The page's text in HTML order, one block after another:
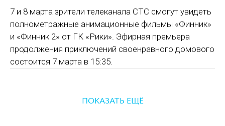
7 и 8 марта зрители телеканала СТС смогут увидеть
полнометражные анимационные фильмы «Финник»
и «Финник 2» от ГК «Рики». Эфирная премьера
продолжения приключений своенравного домового
состоится 7 марта в 15:35.
ПОКАЗАТЬ ЕЩЁ